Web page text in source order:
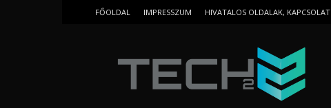
FŐOLDAL IMPRESSZUM HIVATALOS OLDALAK, KAPCSOLAT